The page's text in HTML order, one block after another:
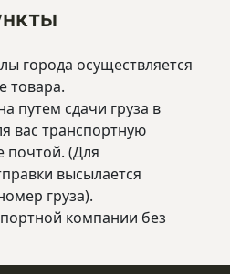
города осуществляется
товара.
путем сдачи груза в
вас транспортную
почтой. (Для
высылается
груза).
компании без